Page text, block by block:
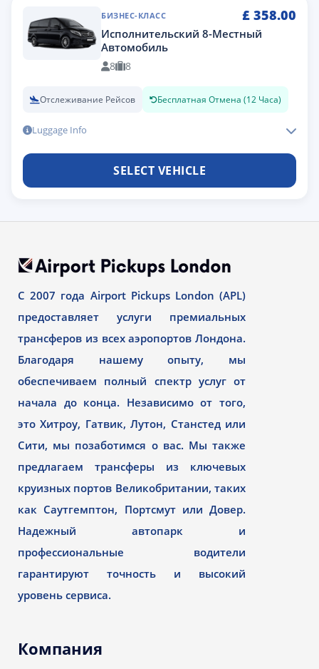
БИЗНЕС-КЛАСС £ 358.00
Исполнительский 8-Местный
Автомобиль
8 8
Отслеживание Рейсов Бесплатная Отмена (12 Часа)
Luggage Info
SELECT VEHICLE
С 2007 года Airport Pickups London (APL)
предоставляет услуги премиальных
трансферов из всех аэропортов Лондона.
Благодаря нашему опыту, мы
обеспечиваем полный спектр услуг от
начала до конца. Независимо от того,
это Хитроу, Гатвик, Лутон, Станстед или
Сити, мы позаботимся о вас. Мы также
предлагаем трансферы из ключевых
круизных портов Великобритании, таких
как Саутгемптон, Портсмут или Довер.
Надежный автопарк и
профессиональные водители
гарантируют точность и высокий
уровень сервиса.
Компания